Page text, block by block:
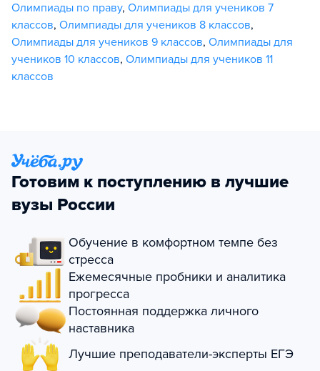
Олимпиады по праву, Олимпиады для учеников 7
классов, Олимпиады для учеников 8 классов,
Олимпиады для учеников 9 классов, Олимпиады для
учеников 10 классов, Олимпиады для учеников 11
классов
Готовим к поступлению в лучшие
вузы России
Обучение в комфортном темпе без
стресса
Ежемесячные пробники и аналитика
прогресса
Постоянная поддержка личного
наставника
Лучшие преподаватели-эксперты ЕГЭ